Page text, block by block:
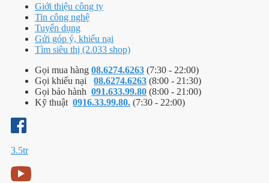
Giới thiệu công ty
Tin công nghệ
Tuyển dụng
Gửi góp ý, khiếu nại
Tìm siêu thị (2.033 shop)
Gọi mua hàng 08.6274.6263 (7:30 - 22:00)
Gọi khiếu nại 08.6274.6263 (8:00 - 21:30)
Gọi bảo hành 091.633.99.80 (8:00 - 21:00)
Kỹ thuật 0916.33.99.80. (7:30 - 22:00)
3.5tr